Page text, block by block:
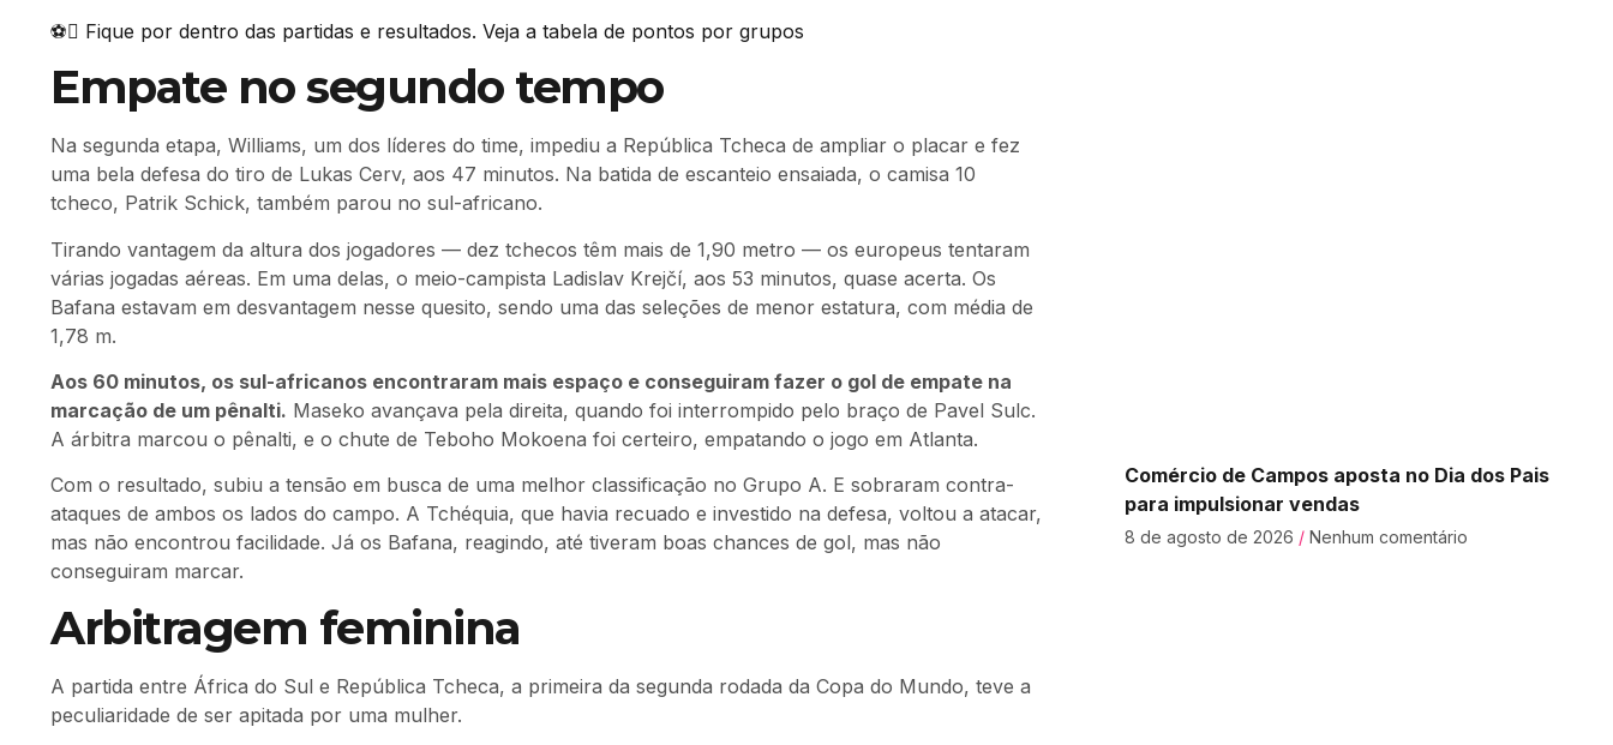
⚽ Fique por dentro das partidas e resultados. Veja a tabela de pontos por grupos
Empate no segundo tempo
Na segunda etapa, Williams, um dos líderes do time, impediu a República Tcheca de ampliar o placar e fez
uma bela defesa do tiro de Lukas Cerv, aos 47 minutos. Na batida de escanteio ensaiada, o camisa 10
tcheco, Patrik Schick, também parou no sul-africano.
Tirando vantagem da altura dos jogadores — dez tchecos têm mais de 1,90 metro — os europeus tentaram
várias jogadas aéreas. Em uma delas, o meio-campista Ladislav Krejčí, aos 53 minutos, quase acerta. Os
Bafana estavam em desvantagem nesse quesito, sendo uma das seleções de menor estatura, com média de
1,78 m.
Aos 60 minutos, os sul-africanos encontraram mais espaço e conseguiram fazer o gol de empate na
marcação de um pênalti. Maseko avançava pela direita, quando foi interrompido pelo braço de Pavel Sulc.
A árbitra marcou o pênalti, e o chute de Teboho Mokoena foi certeiro, empatando o jogo em Atlanta.
Com o resultado, subiu a tensão em busca de uma melhor classificação no Grupo A. E sobraram contra-
ataques de ambos os lados do campo. A Tchéquia, que havia recuado e investido na defesa, voltou a atacar,
mas não encontrou facilidade. Já os Bafana, reagindo, até tiveram boas chances de gol, mas não
conseguiram marcar.
Arbitragem feminina
A partida entre África do Sul e República Tcheca, a primeira da segunda rodada da Copa do Mundo, teve a
peculiaridade de ser apitada por uma mulher.
Comércio de Campos aposta no Dia dos Pais
para impulsionar vendas
8 de agosto de 2026 Nenhum comentário